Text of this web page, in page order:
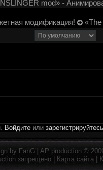
mod» -
модификация!
Войдите или зарегистрируйтесь
by FanG | AP production ©
запрещено | Карта сайта |